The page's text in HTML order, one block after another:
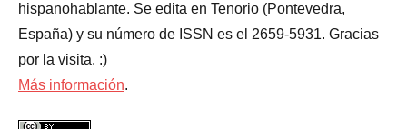
hispanohablante. Se edita en Tenorio (Pontevedra,
España) y su número de ISSN es el 2659-5931. Gracias
por la visita. :)
Más información.